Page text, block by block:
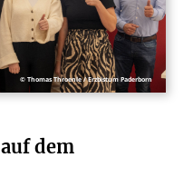
© Thomas Throenle / Erzbistum Paderborn
auf dem